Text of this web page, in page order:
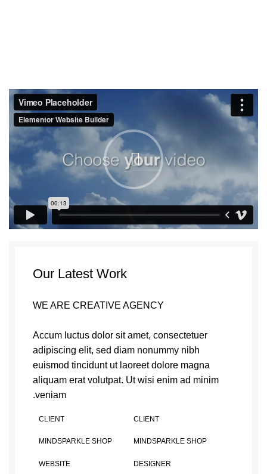
Our Latest Work
WE ARE CREATIVE AGENCY
Accum luctus dolor sit amet, consectetuer
adipiscing elit, sed diam nonummy nibh
euismod tincidunt ut laoreet dolore magna
aliquam erat volutpat. Ut wisi enim ad minim
veniam.
CLIENT
MINDSPARKLE SHOP
CLIENT
MINDSPARKLE SHOP
DESIGNER
WEBSITE